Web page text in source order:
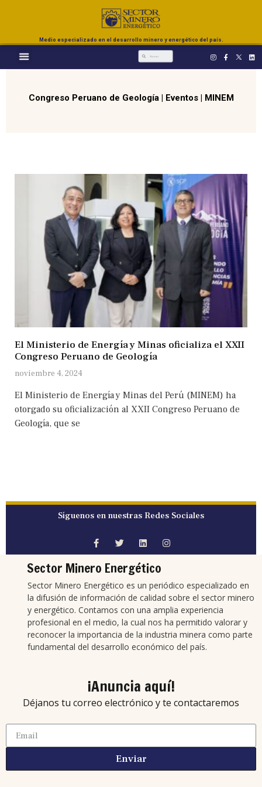
Medio especializado en el desarrollo minero y energético del país.
Congreso Peruano de Geología| Eventos| MINEM
El Ministerio de Energía y Minas oficializa el XXII
Congreso Peruano de Geología
noviembre 4, 2024
El Ministerio de Energía y Minas del Perú (MINEM) ha
otorgado su oficialización al XXII Congreso Peruano de
Geología, que se
Síguenos en nuestras Redes Sociales
Sector Minero Energético
Sector Minero Energético es un periódico especializado en
la difusión de información de calidad sobre el sector minero
y energético. Contamos con una amplia experiencia
profesional en el medio, la cual nos ha permitido valorar y
reconocer la importancia de la industria minera como parte
fundamental del desarrollo económico del país.
¡Anuncia aquí!
Déjanos tu correo electrónico y te contactaremos
Enviar